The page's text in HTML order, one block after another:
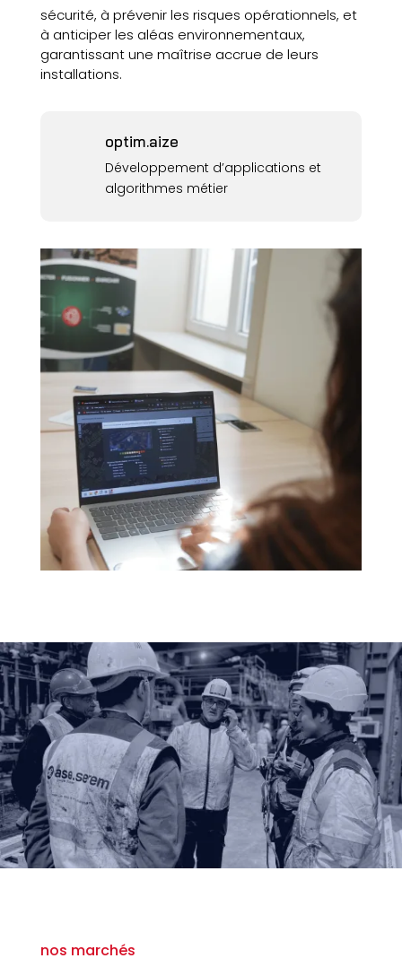
sécurité, à prévenir les risques opérationnels, et
à anticiper les aléas environnementaux,
garantissant une maîtrise accrue de leurs
installations.
optim.aize
Développement d’applications et
algorithmes métier
nos marchés